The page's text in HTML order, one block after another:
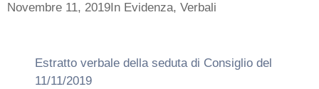
Novembre 11, 2019In Evidenza, Verbali
Estratto verbale della seduta di Consiglio del
11/11/2019